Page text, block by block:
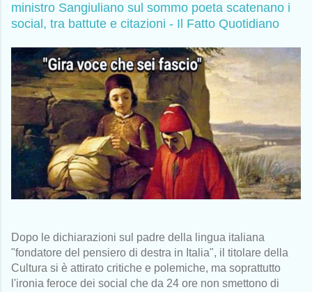
ministro Sangiuliano sul sommo poeta scatenano i
social, tra battute e citazioni - Il Fatto Quotidiano
Dopo le dichiarazioni sul padre della lingua italiana
"fondatore del pensiero di destra in Italia", il titolare della
Cultura si è attirato critiche e polemiche, ma soprattutto
l'ironia feroce dei social che da 24 ore non smettono di